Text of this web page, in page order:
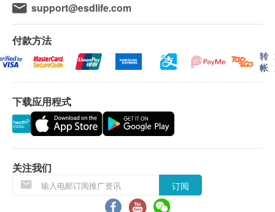
升肌肤弹性
BRAIN 脑部：改善记忆及认知力、提升睡眠质
素、纾缓压力
HEALTH 体质：纾缓疲劳、加速伤口愈合、增强
适合人士:
寻求提升整体免疫力
关注抗老化
希望增强记忆力和认知力
希望重现年轻活力
改善健康状况，增强抵抗力
单上的货品，健康网购health. ESDlife有权拒绝接
受该订单，并且会于送货前透过电话或电邮通知顾
客再作安排。
期应最少有12个月或以上。
退换条款：
有损毁情况，一经确认签收，恕不接受退换。
退换产品必须包装完整，如退换之产品有任何残缺
或过期退回，供应商有权不受理。
support@esdlife.com
付款方法
转
帐
下载应用程式
关注我们
订阅